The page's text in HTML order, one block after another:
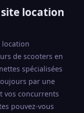
location
location
de scooters en
spécialisées
par une
vos concurrents
pouvez-vous